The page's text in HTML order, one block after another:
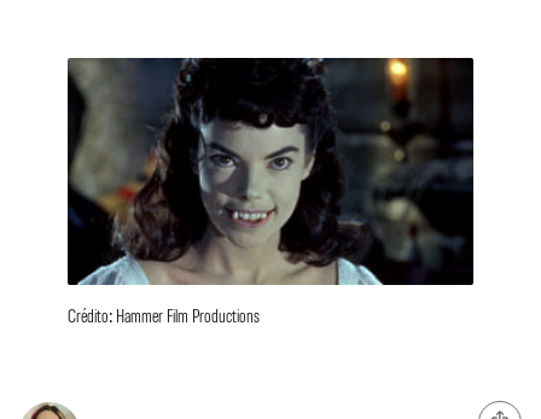
Crédito: Hammer Film Productions